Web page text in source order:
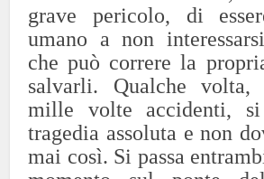
grave pericolo, di
umano a non
che può correre la
salvarli. Qualche volta,
mille volte accidenti,
tragedia assoluta e non
mai così. Si passa